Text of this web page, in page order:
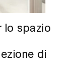
lo spazio
di